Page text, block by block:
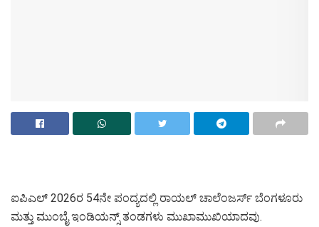
ಐಪಿಎಲ್ 2026ರ 54ನೇ ಪಂದ್ಯದಲ್ಲಿ ರಾಯಲ್ ಚಾಲೆಂಜರ್ಸ್ ಬೆಂಗಳೂರು
ಮತ್ತು ಮುಂಬೈ ಇಂಡಿಯನ್ಸ್ ತಂಡಗಳು ಮುಖಾಮುಖಿಯಾದವು.